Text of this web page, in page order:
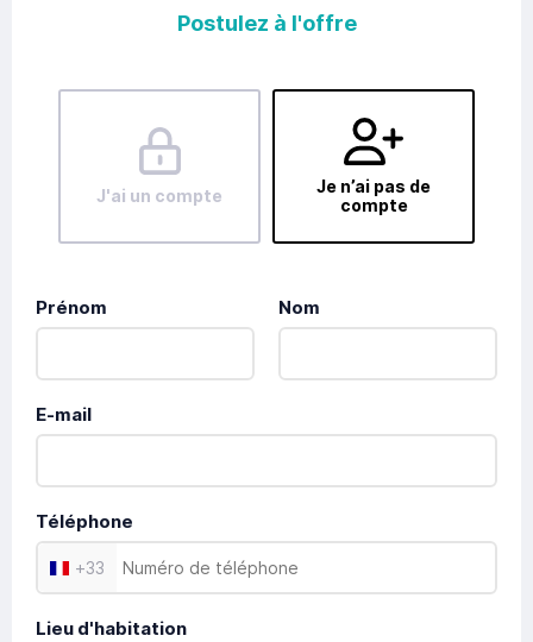
Postulez à l'offre
J'ai un compte
Je n’ai pas de
compte
Prénom Nom
E-mail
Téléphone
+33
Lieu d'habitation